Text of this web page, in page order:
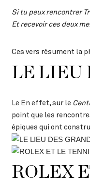
Si tu peux rencontrer
Et recevoir ces deux
Ces vers résument la
LE LIEU
Le En effet, sur le
point que les
épiques qui ont
ROLEX